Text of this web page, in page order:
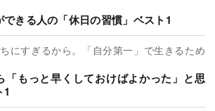
きる人の「休日の習慣」ベスト1
にすぎるから。「自分第一」で生きるため
「もっと早くしておけばよかった」と思
1